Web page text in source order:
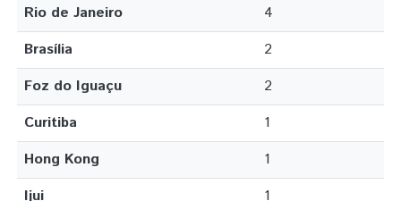
Rio de Janeiro
4
Brasília
2
Foz do Iguaçu
2
Curitiba
1
Hong Kong
1
Ijui
1